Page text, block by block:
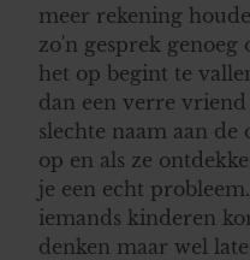
meer rekening
zo'n gesprek
het op begint te
dan een verre
slechte naam aan de
op en als ze
je een echt
iemands kinderen
denken maar wel